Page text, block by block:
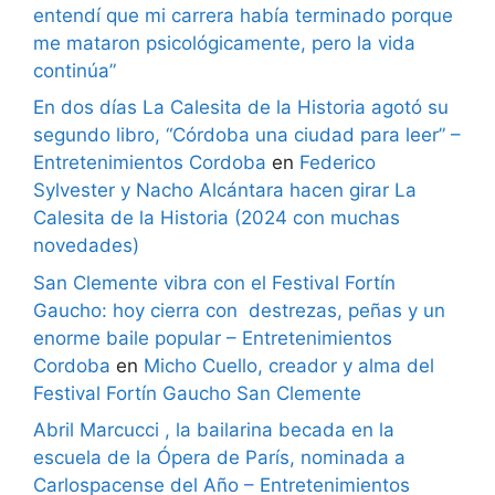
entendí que mi carrera había terminado porque
me mataron psicológicamente, pero la vida
continúa”
En dos días La Calesita de la Historia agotó su
segundo libro, “Córdoba una ciudad para leer” –
Entretenimientos Cordoba en Federico
Sylvester y Nacho Alcántara hacen girar La
Calesita de la Historia (2024 con muchas
novedades)
San Clemente vibra con el Festival Fortín
Gaucho: hoy cierra con destrezas, peñas y un
enorme baile popular – Entretenimientos
Cordoba en Micho Cuello, creador y alma del
Festival Fortín Gaucho San Clemente
Abril Marcucci , la bailarina becada en la
escuela de la Ópera de París, nominada a
Carlospacense del Año – Entretenimientos